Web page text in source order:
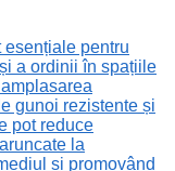
pentru
a ordinii în spațiile
gunoi rezistente și
pot reduce
la
și promovând